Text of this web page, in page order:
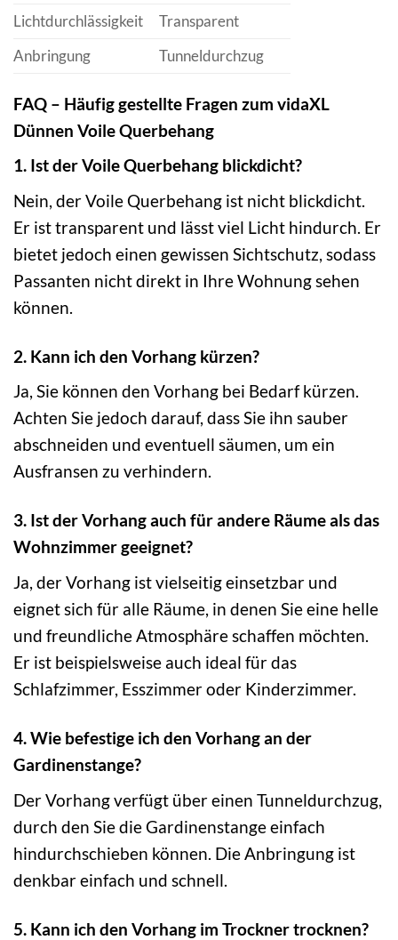
Lichtdurchlässigkeit
Transparent
Anbringung
Tunneldurchzug
FAQ – Häufig gestellte Fragen zum vidaXL
Dünnen Voile Querbehang
1. Ist der Voile Querbehang blickdicht?
Nein, der Voile Querbehang ist nicht blickdicht.
Er ist transparent und lässt viel Licht hindurch. Er
bietet jedoch einen gewissen Sichtschutz, sodass
Passanten nicht direkt in Ihre Wohnung sehen
können.
2. Kann ich den Vorhang kürzen?
Ja, Sie können den Vorhang bei Bedarf kürzen.
Achten Sie jedoch darauf, dass Sie ihn sauber
abschneiden und eventuell säumen, um ein
Ausfransen zu verhindern.
3. Ist der Vorhang auch für andere Räume als das
Wohnzimmer geeignet?
Ja, der Vorhang ist vielseitig einsetzbar und
eignet sich für alle Räume, in denen Sie eine helle
und freundliche Atmosphäre schaffen möchten.
Er ist beispielsweise auch ideal für das
Schlafzimmer, Esszimmer oder Kinderzimmer.
4. Wie befestige ich den Vorhang an der
Gardinenstange?
Der Vorhang verfügt über einen Tunneldurchzug,
durch den Sie die Gardinenstange einfach
hindurchschieben können. Die Anbringung ist
denkbar einfach und schnell.
5. Kann ich den Vorhang im Trockner trocknen?